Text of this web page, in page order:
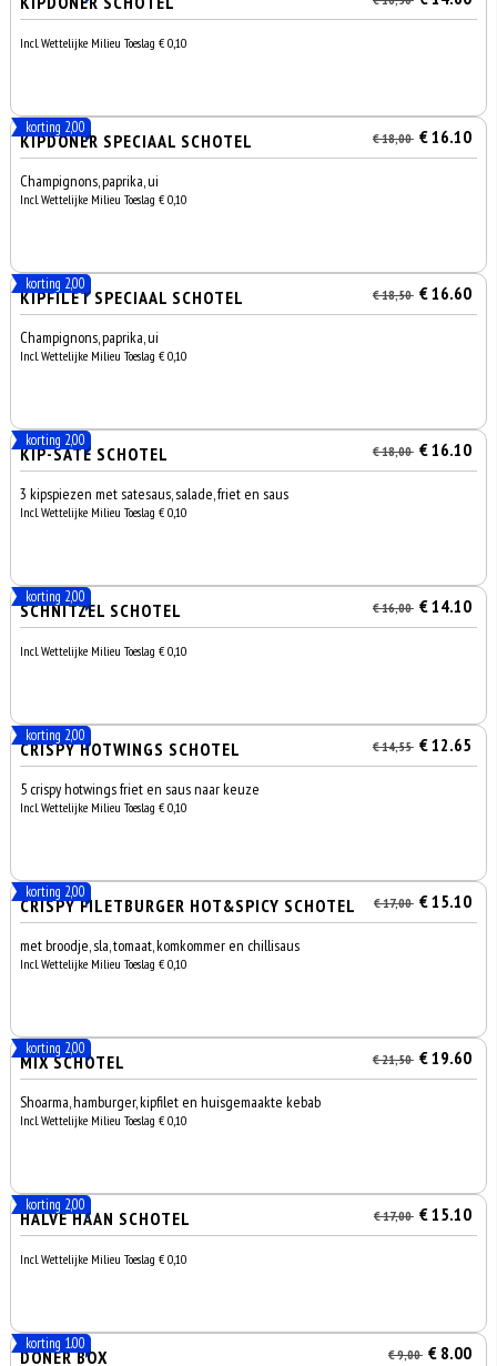
Incl. Wettelijke Milieu Toeslag € 0,10
korting 2,00
KIPDÖNER SPECIAAL SCHOTEL € 18,00 € 16.10
Champignons, paprika, ui
Incl. Wettelijke Milieu Toeslag € 0,10
korting 2,00
KIPFILET SPECIAAL SCHOTEL € 18,50 € 16.60
Champignons, paprika, ui
Incl. Wettelijke Milieu Toeslag € 0,10
korting 2,00
KIP-SATE SCHOTEL € 18,00 € 16.10
3 kipspiezen met satesaus, salade, friet en saus
Incl. Wettelijke Milieu Toeslag € 0,10
korting 2,00
SCHNITZEL SCHOTEL € 16,00 € 14.10
Incl. Wettelijke Milieu Toeslag € 0,10
korting 2,00
CRISPY HOTWINGS SCHOTEL € 14,55 € 12.65
5 crispy hotwings friet en saus naar keuze
Incl. Wettelijke Milieu Toeslag € 0,10
korting 2,00
CRISPY FILETBURGER HOT&SPICY SCHOTEL € 17,00 € 15.10
met broodje, sla, tomaat, komkommer en chillisaus
Incl. Wettelijke Milieu Toeslag € 0,10
korting 2,00
MIX SCHOTEL € 21,50 € 19.60
Shoarma, hamburger, kipfilet en huisgemaakte kebab
Incl. Wettelijke Milieu Toeslag € 0,10
korting 2,00
HALVE HAAN SCHOTEL € 17,00 € 15.10
Incl. Wettelijke Milieu Toeslag € 0,10
korting 1.00
DONER BOX € 9,00 € 8.00